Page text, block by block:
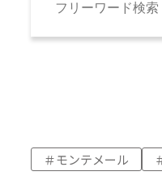
モンテメール